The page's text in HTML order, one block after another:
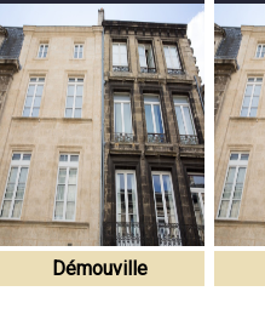
Démouville